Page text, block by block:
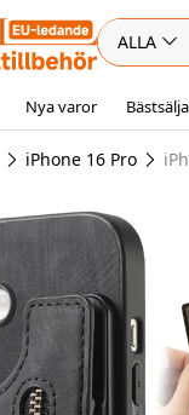
ALLA
Nya varor
iPhone 16 Pro